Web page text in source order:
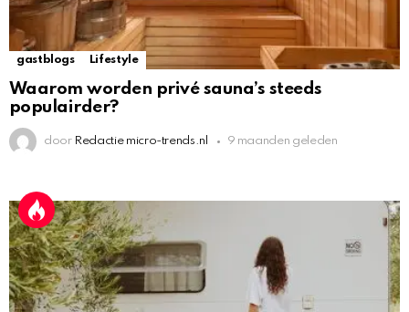
gastblogs Lifestyle
Waarom worden privé sauna’s steeds
populairder?
door Redactie micro-trends.nl 9 maanden geleden